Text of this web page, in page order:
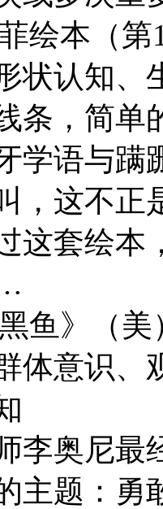
本（第1
认知、
，简单
学语与蹒
，这不正
这套绘本
》（美
意识、
奥尼最
主题：勇